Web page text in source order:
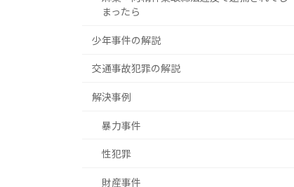
まったら
少年事件の解説
交通事故犯罪の解説
解決事例
暴力事件
性犯罪
財産事件